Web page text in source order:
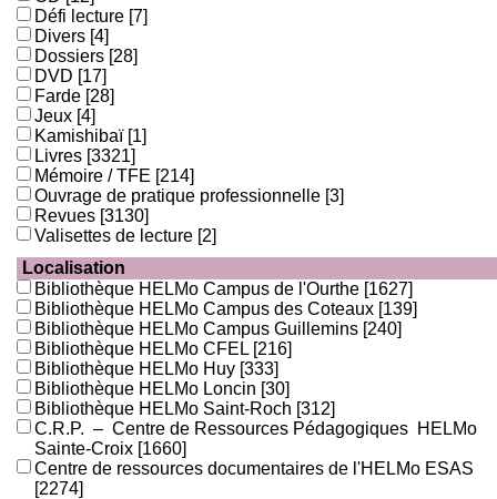
Défi lecture [7]
Divers [4]
Dossiers [28]
DVD [17]
Farde [28]
Jeux [4]
Kamishibaï [1]
Livres [3321]
Mémoire / TFE [214]
Ouvrage de pratique professionnelle [3]
Revues [3130]
Valisettes de lecture [2]
Localisation
Bibliothèque HELMo Campus de l'Ourthe [1627]
Bibliothèque HELMo Campus des Coteaux [139]
Bibliothèque HELMo Campus Guillemins [240]
Bibliothèque HELMo CFEL [216]
Bibliothèque HELMo Huy [333]
Bibliothèque HELMo Loncin [30]
Bibliothèque HELMo Saint-Roch [312]
C.R.P. – Centre de Ressources Pédagogiques HELMo
Sainte-Croix [1660]
Centre de ressources documentaires de l'HELMo ESAS
[2274]